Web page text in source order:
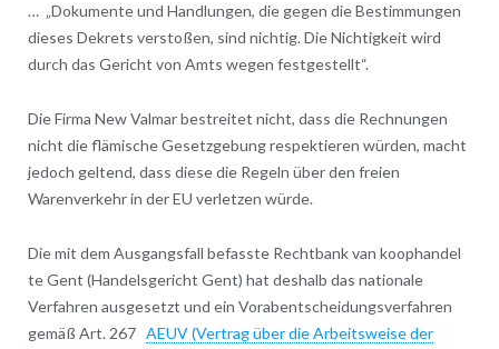
… „Dokumente und Handlungen, die gegen die Bestimmungen
dieses Dekrets verstoßen, sind nichtig. Die Nichtigkeit wird
durch das Gericht von Amts wegen festgestellt“.
Die Firma New Valmar bestreitet nicht, dass die Rechnungen
nicht die flämische Gesetzgebung respektieren würden, macht
jedoch geltend, dass diese die Regeln über den freien
Warenverkehr in der EU verletzen würde.
Die mit dem Ausgangsfall befasste Rechtbank van koophandel
te Gent (Handelsgericht Gent) hat deshalb das nationale
Verfahren ausgesetzt und ein Vorabentscheidungsverfahren
gemäß Art. 267 AEUV (Vertrag über die Arbeitsweise der